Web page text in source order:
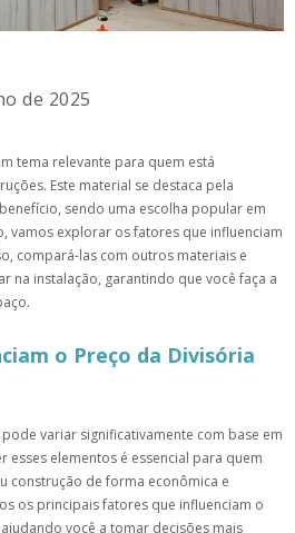
de 2025
tema relevante para quem está
Este material se destaca pela
sendo uma escolha popular em
vamos explorar os fatores que influenciam
compará-las com outros materiais e
na instalação, garantindo que você faça a
o Preço da Divisória
variar significativamente com base em
esses elementos é essencial para quem
construção de forma econômica e
os principais fatores que influenciam o
você a tomar decisões mais